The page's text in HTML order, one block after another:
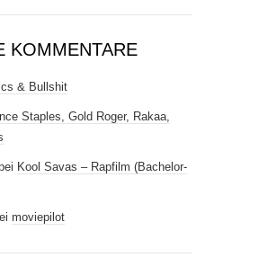
KOMMENTARE
& Bullshit
Staples, Gold Roger, Rakaa,
bei Kool Savas – Rapfilm (Bachelor-
moviepilot